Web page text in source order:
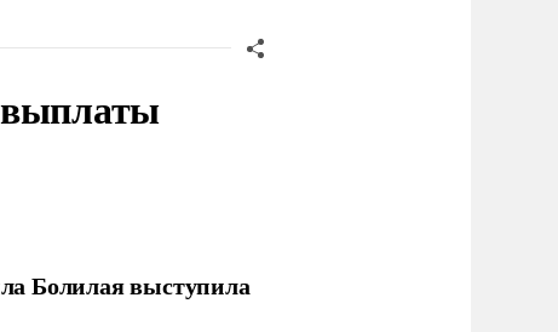
выплаты
Болилая выступила